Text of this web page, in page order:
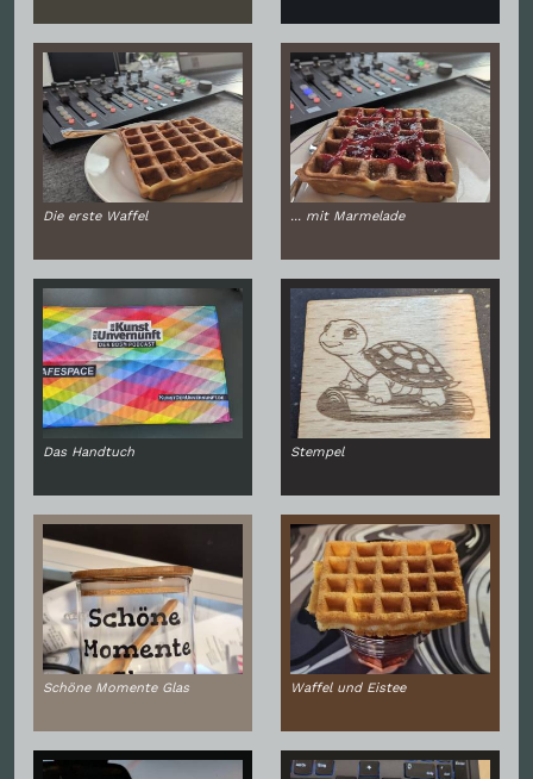
Die erste Waffel ... mit Marmelade
Das Handtuch Stempel
Schöne Momente Glas Waffel und Eistee